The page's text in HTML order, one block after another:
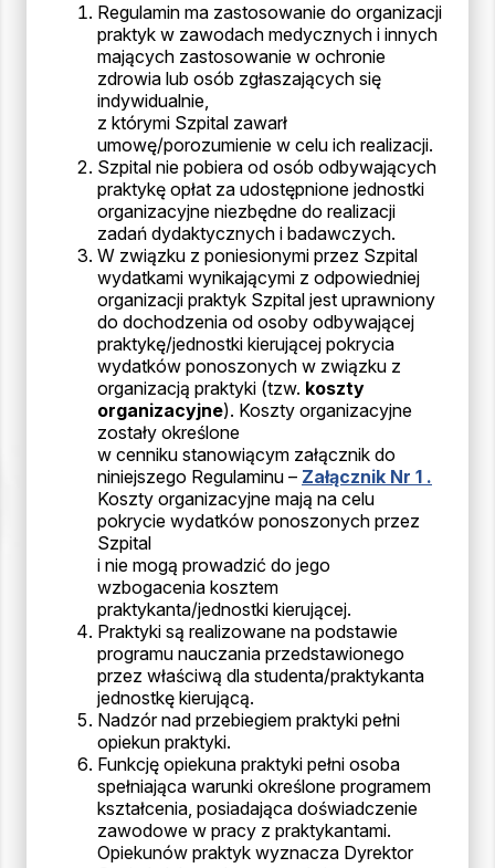
Regulamin ma zastosowanie do organizacji
praktyk w zawodach medycznych i innych
mających zastosowanie w ochronie
zdrowia lub osób zgłaszających się
indywidualnie,
z którymi Szpital zawarł
umowę/porozumienie w celu ich realizacji.
Szpital nie pobiera od osób odbywających
praktykę opłat za udostępnione jednostki
organizacyjne niezbędne do realizacji
zadań dydaktycznych i badawczych.
W związku z poniesionymi przez Szpital
wydatkami wynikającymi z odpowiedniej
organizacji praktyk Szpital jest uprawniony
do dochodzenia od osoby odbywającej
praktykę/jednostki kierującej pokrycia
wydatków ponoszonych w związku z
organizacją praktyki (tzw. koszty
organizacyjne). Koszty organizacyjne
zostały określone
w cenniku stanowiącym załącznik do
niniejszego Regulaminu – Załącznik Nr 1 .
Koszty organizacyjne mają na celu
pokrycie wydatków ponoszonych przez
Szpital
i nie mogą prowadzić do jego
wzbogacenia kosztem
praktykanta/jednostki kierującej.
Praktyki są realizowane na podstawie
programu nauczania przedstawionego
przez właściwą dla studenta/praktykanta
jednostkę kierującą.
Nadzór nad przebiegiem praktyki pełni
opiekun praktyki.
Funkcję opiekuna praktyki pełni osoba
spełniająca warunki określone programem
kształcenia, posiadająca doświadczenie
zawodowe w pracy z praktykantami.
Opiekunów praktyk wyznacza Dyrektor